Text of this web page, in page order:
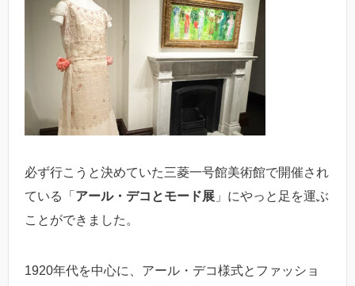
必ず行こうと決めていた三菱一号館美術館で開催され
ている「 アール・デコとモード展 」にやっと足を運ぶ
ことができました。
1920年代を中心に、アール・デコ様式とファッショ